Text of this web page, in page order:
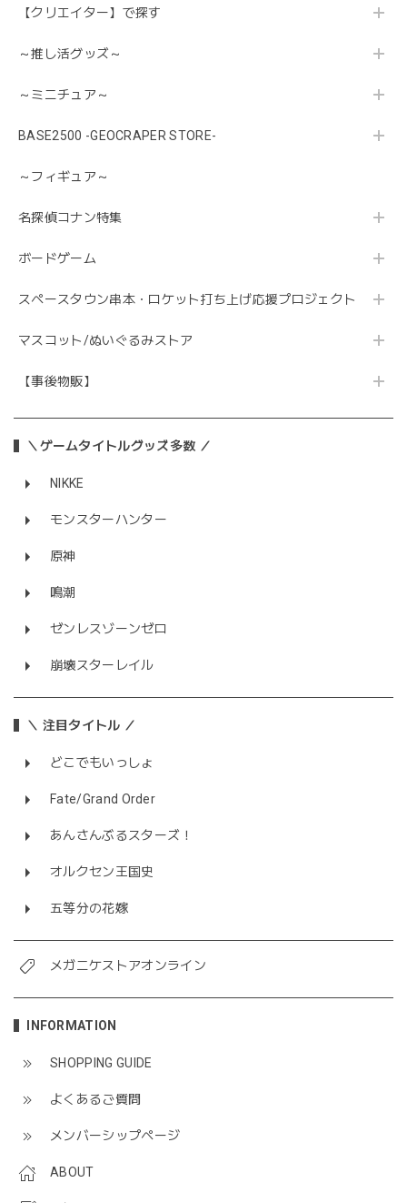
【クリエイター】で探す
～推し活グッズ～
～ミニチュア～
BASE2500 -GEOCRAPER STORE-
～フィギュア～
名探偵コナン特集
ボードゲーム
スペースタウン串本・ロケット打ち上げ応援プロジェクト
マスコット/ぬいぐるみストア
【事後物販】
＼ゲームタイトルグッズ多数 ／
NIKKE
モンスターハンター
原神
鳴潮
ゼンレスゾーンゼロ
崩壊スターレイル
＼ 注目タイトル ／
どこでもいっしょ
Fate/Grand Order
あんさんぶるスターズ！
オルクセン王国史
五等分の花嫁
メガニケストアオンライン
INFORMATION
SHOPPING GUIDE
よくあるご質問
メンバーシップページ
ABOUT